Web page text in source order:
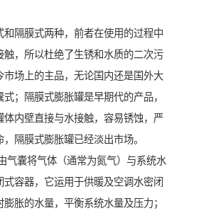
和隔膜式两种，前者在使用的过程中
触，所以杜绝了生锈和水质的二次污
市场上的主品，无论国内还是国外大
；隔膜式膨胀罐是早期代的产品，
体内壁直接与水接触，容易锈蚀，严
隔膜式膨胀罐已经淡出市场。
气囊将气体（通常为氮气）与系统水
式容器，它运用于供暖及空调水密闭
胀的水量，平衡系统水量及压力；